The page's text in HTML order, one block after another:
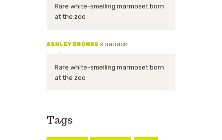
Rare white-smelling marmoset born
at the zoo
ASHLEY BRONKS к записи
Rare white-smelling marmoset born
at the zoo
Tags